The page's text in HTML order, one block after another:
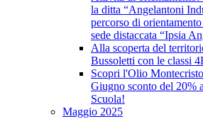
la ditta “Angelantoni
percorso di
sede distaccata “Ipsia
Alla scoperta del
Bussoletti con le classi
Scopri l'Olio
Giugno sconto del 20%
Scuola!
Maggio 2025